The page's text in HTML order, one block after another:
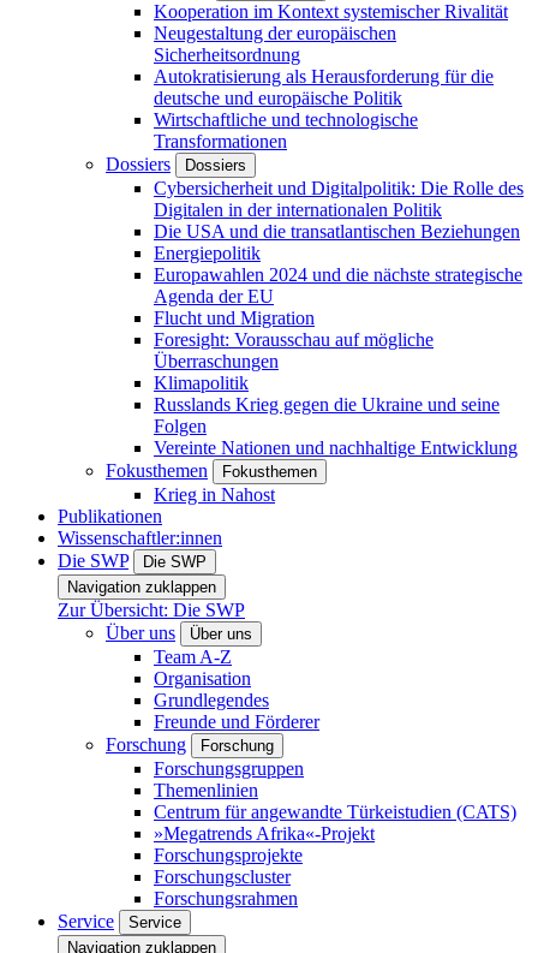
Kooperation im Kontext systemischer Rivalität
Neugestaltung der europäischen
Sicherheitsordnung
Autokratisierung als Herausforderung für die
deutsche und europäische Politik
Wirtschaftliche und technologische
Transformationen
Dossiers
Dossiers
Cybersicherheit und Digitalpolitik: Die Rolle des
Digitalen in der internationalen Politik
Die USA und die transatlantischen Beziehungen
Energiepolitik
Europawahlen 2024 und die nächste strategische
Agenda der EU
Flucht und Migration
Foresight: Vorausschau auf mögliche
Überraschungen
Klimapolitik
Russlands Krieg gegen die Ukraine und seine
Folgen
Vereinte Nationen und nachhaltige Entwicklung
Fokusthemen
Fokusthemen
Krieg in Nahost
Publikationen
Wissenschaftler:innen
Die SWP
Die SWP
Navigation zuklappen
Zur Übersicht: Die SWP
Über uns
Über uns
Team A-Z
Organisation
Grundlegendes
Freunde und Förderer
Forschung
Forschung
Forschungsgruppen
Themenlinien
Centrum für angewandte Türkeistudien (CATS)
»Megatrends Afrika«-Projekt
Forschungsprojekte
Forschungscluster
Forschungsrahmen
Service
Service
Navigation zuklappen